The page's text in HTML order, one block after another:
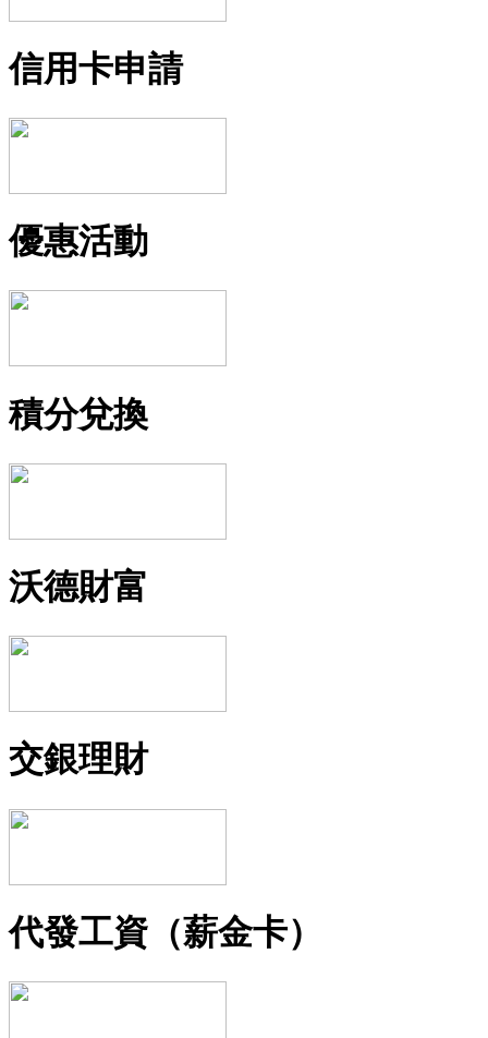
信用卡申請
優惠活動
積分兌換
沃德財富
交銀理財
代發工資（薪金卡）